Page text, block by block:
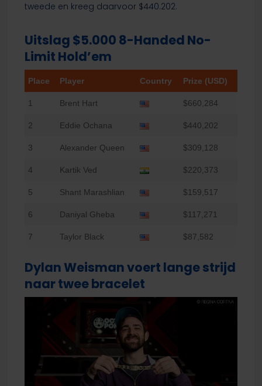
tweede en kreeg daarvoor $440.202.
Uitslag $5.000 8-Handed No-
Limit Hold’em
Place Player Country Prize (USD)
1 Brent Hart $660,284
2 Eddie Ochana $440,202
3 Alexander Queen $309,128
4 Kartik Ved $220,373
5 Shant Marashlian $159,517
6 Daniyal Gheba $117,271
7 Taylor Black $87,582
Dylan Weisman voert lange strijd
naar twee bracelet